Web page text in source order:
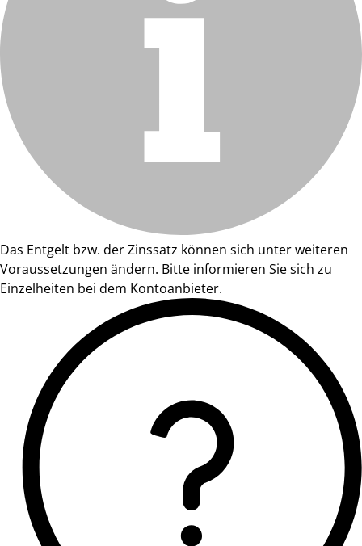
Das Entgelt bzw. der Zinssatz können sich unter weiteren
Voraussetzungen ändern. Bitte informieren Sie sich zu
Einzelheiten bei dem Kontoanbieter.